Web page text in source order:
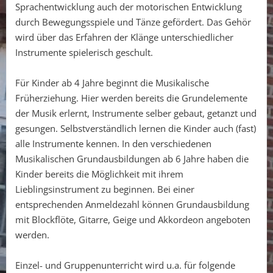
Sprachentwicklung auch der motorischen Entwicklung
durch Bewegungsspiele und Tänze gefördert. Das Gehör
wird über das Erfahren der Klänge unterschiedlicher
Instrumente spielerisch geschult.
Für Kinder ab 4 Jahre beginnt die Musikalische
Früherziehung. Hier werden bereits die Grundelemente
der Musik erlernt, Instrumente selber gebaut, getanzt und
gesungen. Selbstverständlich lernen die Kinder auch (fast)
alle Instrumente kennen. In den verschiedenen
Musikalischen Grundausbildungen ab 6 Jahre haben die
Kinder bereits die Möglichkeit mit ihrem
Lieblingsinstrument zu beginnen. Bei einer
entsprechenden Anmeldezahl können Grundausbildung
mit Blockflöte, Gitarre, Geige und Akkordeon angeboten
werden.
Einzel- und Gruppenunterricht wird u.a. für folgende